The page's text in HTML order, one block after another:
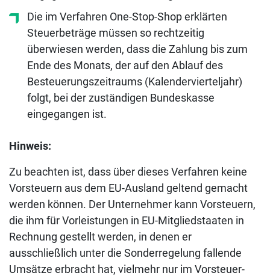
Die im Verfahren One-Stop-Shop erklärten
Steuerbeträge müssen so rechtzeitig
überwiesen werden, dass die Zahlung bis zum
Ende des Monats, der auf den Ablauf des
Besteuerungszeitraums (Kalendervierteljahr)
folgt, bei der zuständigen Bundeskasse
eingegangen ist.
Hinweis:
Zu beachten ist, dass über dieses Verfahren keine
Vorsteuern aus dem EU-Ausland geltend gemacht
werden können. Der Unternehmer kann Vorsteuern,
die ihm für Vorleistungen in EU-Mitgliedstaaten in
Rechnung gestellt werden, in denen er
ausschließlich unter die Sonderregelung fallende
Umsätze erbracht hat, vielmehr nur im Vorsteuer-